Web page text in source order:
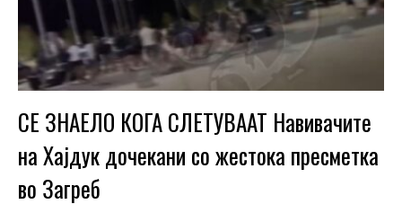
СЕ ЗНАЕЛО КОГА СЛЕТУВААТ Навивачите
на Хајдук дочекани со жестока пресметка
во Загреб